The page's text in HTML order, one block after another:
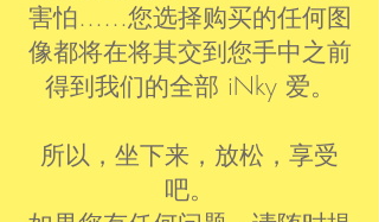
害怕……您选择购买的任何图
像都将在将其交到您手中之前
得到我们的全部 iNky 爱。
所以，坐下来，放松，享受
吧。